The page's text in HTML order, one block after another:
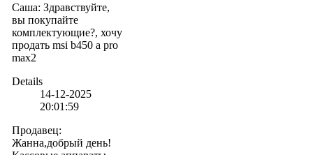
Саша: Здравствуйте,
вы покупайте
комплектующие?, хочу
продать msi b450 a pro
max2
Details
14-12-2025
20:01:59
Продавец:
Жанна,добрый день!